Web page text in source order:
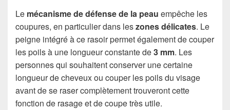
Le mécanisme de défense de la peau empêche les
coupures, en particulier dans leszones délicates. Le
peigne intégré à ce rasoir permet également de couper
les poils à une longueur constante de3 mm. Les
personnes qui souhaitent conserver une certaine
longueur de cheveux ou couper les poils du visage
avant de se raser complètement trouveront cette
fonction de rasage et de coupe très utile.